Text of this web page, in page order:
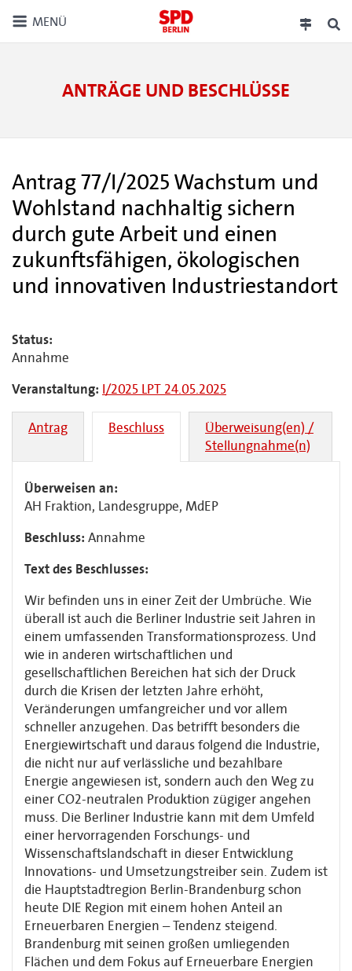
MENÜ
ANTRÄGE UND BESCHLÜSSE
Antrag 77/I/2025 Wachstum und
Wohlstand nachhaltig sichern
durch gute Arbeit und einen
zukunftsfähigen, ökologischen
und innovativen Industriestandort
Status:
Annahme
Veranstaltung: I/2025 LPT 24.05.2025
Antrag Beschluss
Überweisung(en) /
Stellungnahme(n)
Überweisen an:
AH Fraktion, Landesgruppe, MdEP
Beschluss: Annahme
Text des Beschlusses:
Wir befinden uns in einer Zeit der Umbrüche. Wie
überall ist auch die Berliner Industrie seit Jahren in
einem umfassenden Transformationsprozess. Und
wie in anderen wirt­schaftlichen und
gesellschaftlichen Bereichen hat sich der Druck
durch die Krisen der letzten Jahre erhöht,
Veränderungen umfangreicher und vor allem
schneller anzugehen. Das betrifft besonders die
Energiewirtschaft und daraus folgend die Industrie,
die nicht nur auf verlässliche und bezahlbare
Energie angewiesen ist, sondern auch den Weg zu
einer CO2-neutralen Produktion zügiger angehen
muss. Die Berliner Industrie kann mit dem Umfeld
einer hervorragenden Forschungs- und
Wissenschaftslandschaft in dieser Entwicklung
Innovations- und Umsetzungstreiber sein. Zudem ist
die Hauptstadtregion Berlin-Brandenburg schon
heute DIE Region mit einem hohen Anteil an
Erneuerbaren Energien – Tendenz steigend.
Brandenburg mit seinen großen umliegenden
Flächen und dem Fokus auf Erneuerbare Energien